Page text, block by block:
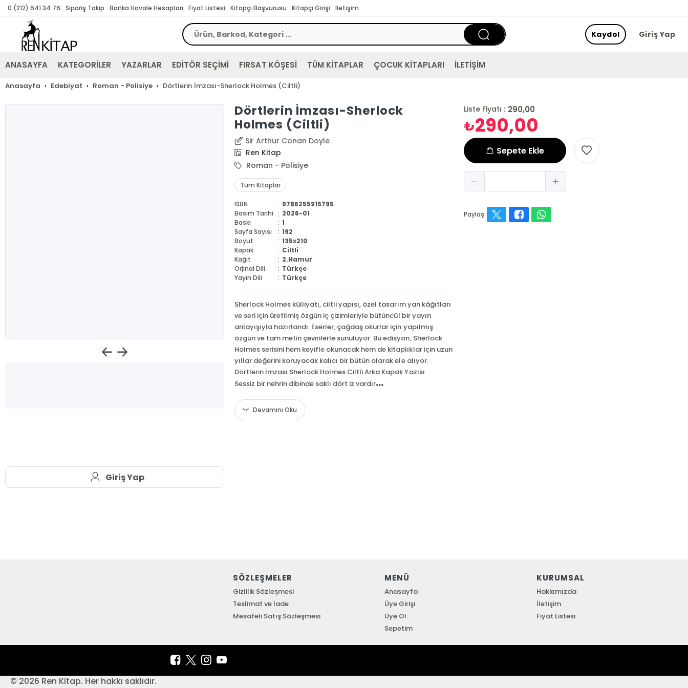
0 (212) 641 34 76 Sipariş Takip Banka Havale Hesapları Fiyat Listesi Kitapçı Başvurusu Kitapçı Girişi İletişim
Giriş Yap
Kaydol
ANASAYFA KATEGORİLER YAZARLAR EDİTÖR SEÇİMİ FIRSAT KÖŞESİ TÜM KİTAPLAR ÇOCUK KİTAPLARI İLETİŞİM
Anasayfa Edebiyat Roman - Polisiye Dörtlerin İmzası-Sherlock Holmes (Ciltli)
Dörtlerin İmzası-Sherlock
Holmes (Ciltli)
Sir Arthur Conan Doyle
Ren Kitap
Roman - Polisiye
Tüm Kitaplar
ISBN : 9786255915795
Basım Tarihi : 2026-01
Baskı
: 1
Sayfa Sayısı
: 192
Boyut
: 135x210
Kapak
: Ciltli
Kağıt
: 2.Hamur
Orjinal Dili
: Türkçe
Yayın Dili
: Türkçe
Sherlock Holmes külliyatı, ciltli yapısı, özel tasarım yan kâğıtları
ve seri için üretilmiş özgün iç çizimleriyle bütüncül bir yayın
anlayışıyla hazırlandı. Eserler, çağdaş okurlar için yapılmış
özgün ve tam metin çevirilerle sunuluyor. Bu edisyon, Sherlock
Holmes serisini hem keyifle okunacak hem de kitaplıklar için uzun
yıllar değerini koruyacak kalıcı bir bütün olarak ele alıyor.
Dörtlerin İmzası Sherlock Holmes Ciltli Arka Kapak Yazısı
Sessiz bir nehrin dibinde saklı dört iz vardır...
Devamını Oku
Liste Fiyatı : 290,00
₺290,00
Sepete Ekle
Paylaş
Giriş Yap
SÖZLEŞMELER
Gizlilik Sözleşmesi
Teslimat ve İade
Mesafeli Satış Sözleşmesi
MENÜ
Anasayfa
Üye Girişi
Üye Ol
Sepetim
KURUMSAL
Hakkımızda
İletişim
Fiyat Listesi
© 2026 Ren Kitap. Her hakkı saklıdır.